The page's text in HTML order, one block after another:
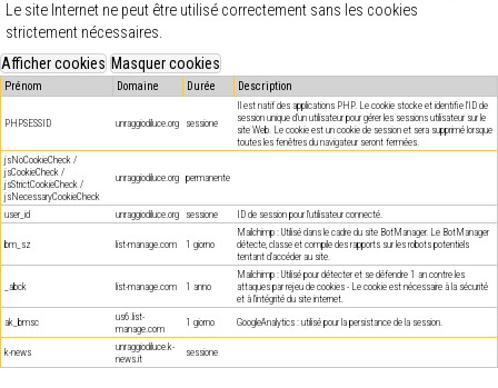
Le site Internet ne peut être utilisé correctement sans les cookies
strictement nécessaires.
Prénom Domaine Durée Description
PHPSESSID unraggiodiluce.org sessione
Il est natif des applications PHP. Le cookie stocke et identifie l'ID de
session unique d'un utilisateur pour gérer les sessions utilisateur sur le
site Web. Le cookie est un cookie de session et sera supprimé lorsque
toutes les fenêtres du navigateur seront fermées.
jsNoCookieCheck /
jsCookieCheck /
jsStrictCookieCheck /
jsNecessaryCookieCheck
unraggiodiluce.org permanente
user_id unraggiodiluce.org sessione ID de session pour l'utilisateur connecté.
bm_sz list-manage.com 1 giorno
Mailchimp : Utilisé dans le cadre du site BotManager. Le BotManager
détecte, classe et compile des rapports sur les robots potentiels
tentant d'accéder au site.
_abck list-manage.com 1 anno
Mailchimp : Utilisé pour détecter et se défendre 1 an contre les
attaques par rejeu de cookies - Le cookie est nécessaire à la sécurité
et à l'intégrité du site internet.
ak_bmsc
us6.list-
manage.com
1 giorno GoogleAnalytics : utilisé pour la persistance de la session.
k-news
unraggiodiluce.k-
news.it
sessione